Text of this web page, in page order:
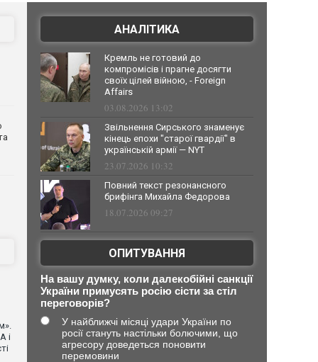
і
АНАЛІТИКА
Кремль не готовий до
компромісів і прагне досягти
своїх цілей війною, - Foreign
Affairs
03.08.2026 13:02
Звільнення Сирського знаменує
кінець епохи "старої гвардії" в
українській армії — NYT
23.07.2026 10:32
Повний текст резонансного
брифінга Михайла Федорова
18.07.2026 09:27
ОПИТУВАННЯ
На вашу думку, коли далекобійні санкції
України примусять росію сісти за стіл
переговорів?
У найближчі місяці удари України по
росії стануть настільки болючими, що
агресору доведеться поновити
перемовини